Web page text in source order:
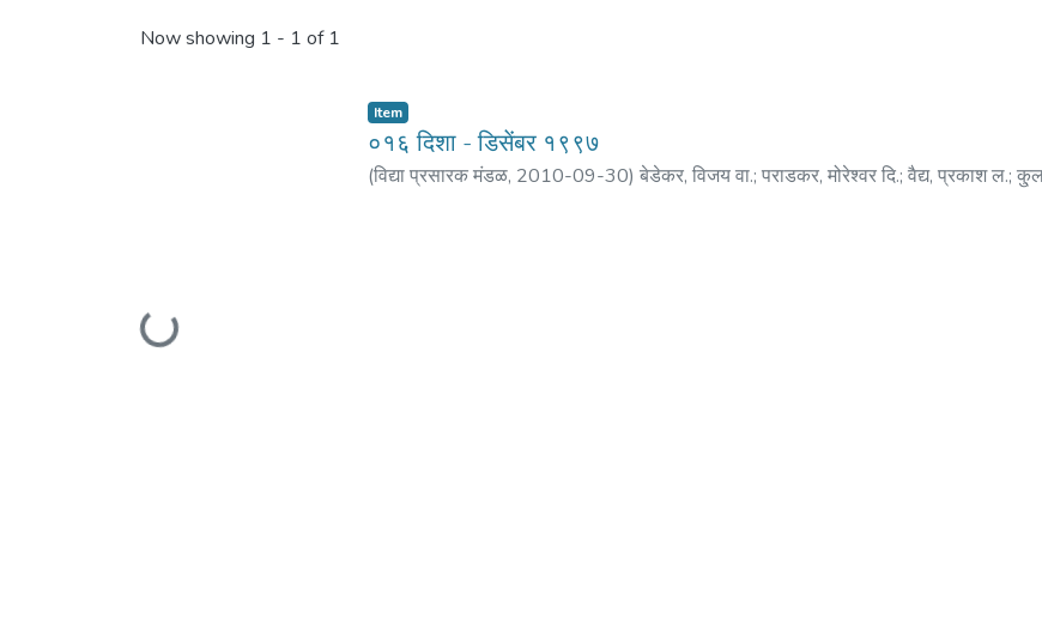
Recent Submissions
Now showing 1 - 1 of 1
Loading...
Item
०१६ दिशा - डिसेंबर १९९७
(विद्या प्रसारक मंडळ, 2010-09-30) बेडेकर, विजय वा.; पराडकर, मोरेश्वर दि.; वैद्य, प्रकाश ल.;